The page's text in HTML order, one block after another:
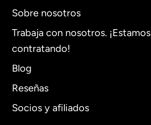
Sobre nosotros
Trabaja con nosotros. ¡Estamos
contratando!
Blog
Reseñas
Socios y afiliados